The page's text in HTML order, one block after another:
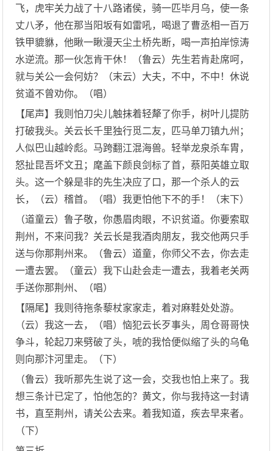
飞，虎牢关力战了十八路诸侯，骑一匹毕月乌，使一条
丈八矛，他在那当阳坂有如雷吼，喝退了曹丞相一百万
铁甲貔貅，他瞅一瞅漫天尘土桥先断，喝一声拍岸惊涛
水逆流。那一伙怎肯干休！（鲁云）先生若肯赴席呵，
就与关公一会何妨？（末云）大夫，不中，不中！休说
贫道不曾劝你。（唱）
【尾声】我则怕刀尖儿触抹着轻犛了你手，树叶儿提防
打破我头。关云长千里独行觅二友，匹马单刀镇九州；
人似巴山越岭彪。马跨翻江混海兽。轻举龙泉杀车胄，
怒扯昆吾坏文丑；麾盖下颜良剑标了首，蔡阳英雄立取
头。这一个躲是非的先生决应了口，那一个杀人的云
长，（云）稽首。（唱）我更怕他下不的手！（末下）
（道童云）鲁子敬，你愚眉肉眼，不识贫道。你要索取
荆州，不来问我？关云长是我酒肉朋友，我交他两只手
送与你那荆州来。（鲁云）道童，你师父不去，你去走
一遭去罢。（童云）我下山赴会走一遭去，我着老关两
手送你那荆州、（唱）
【隔尾】我则待拖条藜杖家家走，着对麻鞋处处游。
（云）我这一去，（唱）恼犯云长歹事头，周仓哥哥快
争斗，轮起刀来劈破了头，唬的我恰便似缩了头的乌龟
则向那汴河里走。（下）
（鲁云）我听那先生说了这一会，交我也怕上来了。我
想三条计已定了，怕他怎的？黄文，你与我持这一封请
书，直至荆州，请关公去来。着我知道，疾去早来者。
（下）